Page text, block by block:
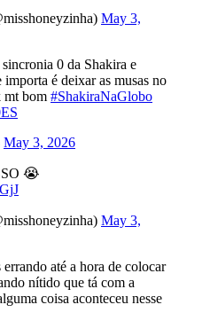
May 3,
0 da Shakira e
é deixar as musas no
bom #ShakiraNaGlobo
May 3, 2026
😭
May 3,
até a hora de colocar
nítido que tá com a
coisa aconteceu nesse